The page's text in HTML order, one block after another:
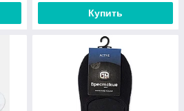
Купить